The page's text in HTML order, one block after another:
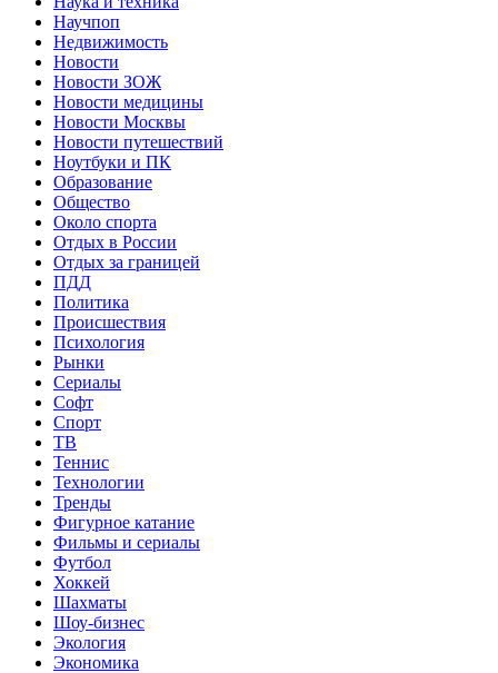
Научпоп
Недвижимость
Новости
Новости ЗОЖ
Новости медицины
Новости Москвы
Новости путешествий
Ноутбуки и ПК
Образование
Общество
Около спорта
Отдых в России
Отдых за границей
ПДД
Политика
Происшествия
Психология
Рынки
Сериалы
Софт
Спорт
ТВ
Теннис
Технологии
Тренды
Фигурное катание
Фильмы и сериалы
Футбол
Хоккей
Шахматы
Шоу-бизнес
Экология
Экономика